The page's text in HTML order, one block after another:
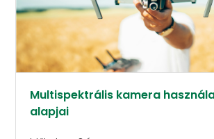
Multispektrális kamera
alapjai